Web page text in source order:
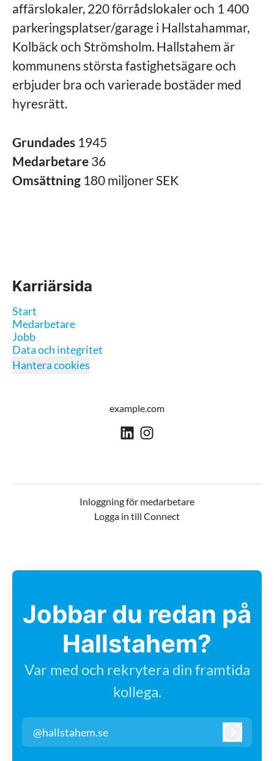
affärslokaler, 220 förrådslokaler och 1 400
parkeringsplatser/garage i Hallstahammar,
Kolbäck och Strömsholm. Hallstahem är
kommunens största fastighetsägare och
erbjuder bra och varierade bostäder med
hyresrätt.
Grundades 1945
Medarbetare 36
Omsättning 180 miljoner SEK
Karriärsida
Start
Medarbetare
Jobb
Data och integritet
Hantera cookies
example.com
Inloggning för medarbetare
Logga in till Connect
Jobbar du redan på
Hallstahem?
Var med och rekrytera din framtida
kollega.
@hallstahem.se